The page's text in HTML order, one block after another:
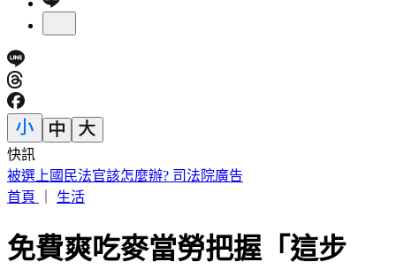
快訊
快訊／財神爺不在家 威力彩頭獎、二獎雙槓龜
首頁
生活
免費爽吃麥當勞把握「這步